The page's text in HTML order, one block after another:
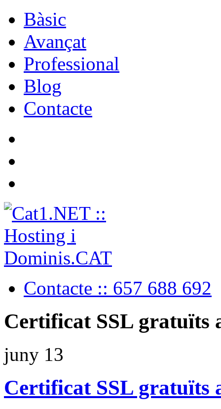
Bàsic
Avançat
Professional
Blog
Contacte
Contacte :: 657 688 692
Certificat SSL gratuïts
juny 13
Certificat SSL gratuïts